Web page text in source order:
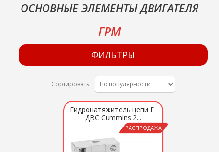
ОСНОВНЫЕ ЭЛЕМЕНТЫ ДВИГАТЕЛЯ
ГРМ
ФИЛЬТРЫ
Сортировать:
РАСПРОДАЖА
Гидронатяжитель цепи Г_
ДВС Cummins 2...